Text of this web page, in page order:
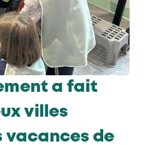
a fait
villes
vacances de